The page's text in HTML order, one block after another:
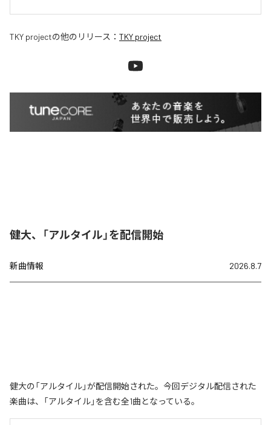
TKY projectの他のリリース： TKY project
健大、「アルタイル」を配信開始
新曲情報 2026.8.7
健大の「アルタイル」が配信開始された。今回デジタル配信された
楽曲は、「アルタイル」を含む全1曲となっている。